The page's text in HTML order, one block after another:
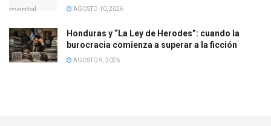
AGOSTO 10, 2026
Honduras y “La Ley de Herodes”: cuando la
burocracia comienza a superar a la ficción
AGOSTO 9, 2026